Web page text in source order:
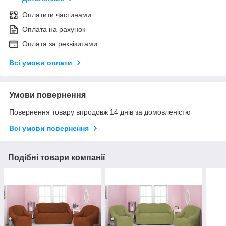
Оплатити частинами
Оплата на рахунок
Оплата за реквізитами
Всі умови оплати
Умови повернення
Повернення товару впродовж 14 днів за домовленістю
Всі умови повернення
Подібні товари компанії